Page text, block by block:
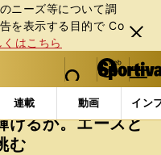
ニーズ等について調
を表⽰する⽬的で Co
くはこちら
閉じ
る
web Sportiva (webスポルティーバ)
検索
マイペ
ー
ジ
メニュ
連載 動画 イン
東洋大は箱根駅伝で再
けるか。エースと
む